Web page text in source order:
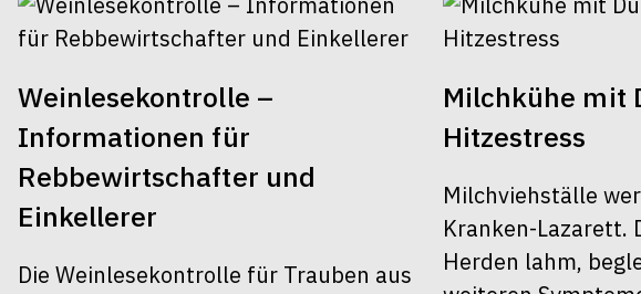
Weinlesekontrolle –
Informationen für
Rebbewirtschafter und
Einkellerer
Die Weinlesekontrolle für Trauben aus
Milchkühe mit
Hitzestress
Milchviehställe
Kranken-Lazarett.
Herden lahm,